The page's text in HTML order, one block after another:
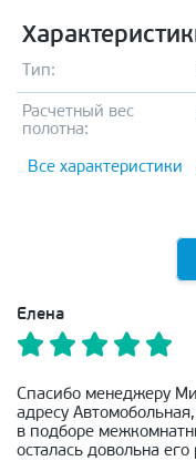
Тип:
Расчетный вес
полотна:
Все характеристики
Елена
Спасибо менеджеру
адресу
в подборе
осталась довольна